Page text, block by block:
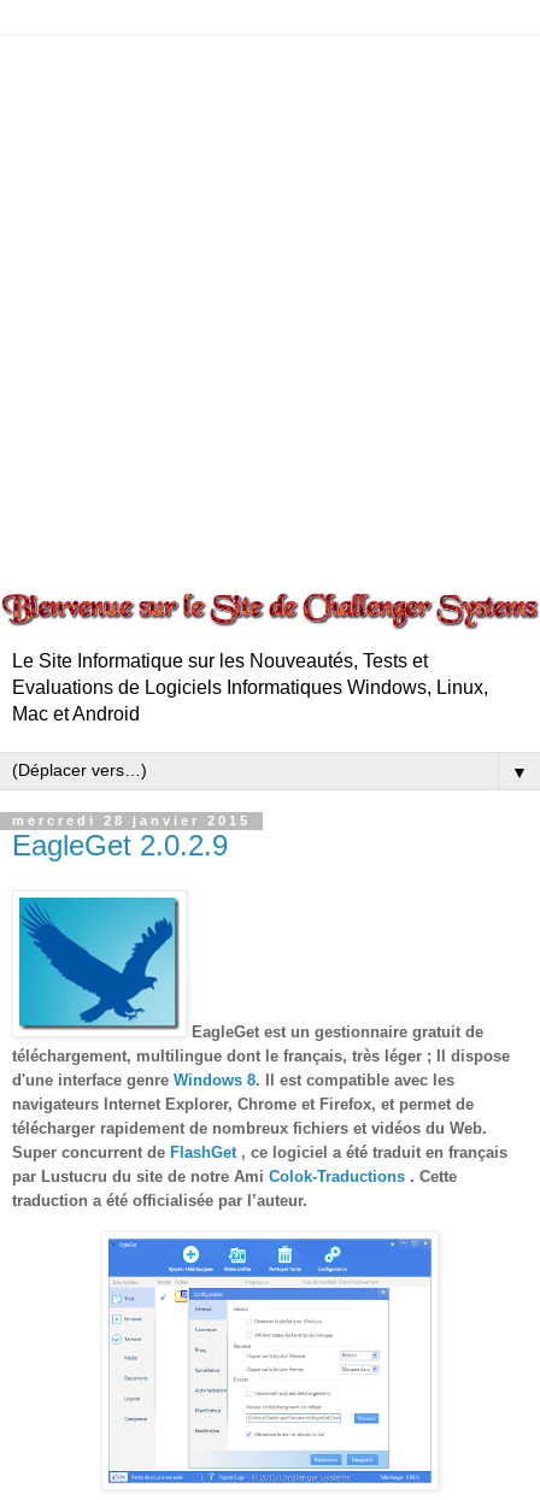
Le Site Informatique sur les Nouveautés, Tests et
Evaluations de Logiciels Informatiques Windows, Linux,
Mac et Android
▼
mercredi 28 janvier 2015
EagleGet 2.0.2.9
EagleGet est un gestionnaire gratuit de
téléchargement, multilingue dont le français, très léger ; Il dispose
d'une interface genre Windows 8.
Il est compatible avec les
navigateurs Internet Explorer, Chrome et Firefox, et permet de
télécharger rapidement de nombreux fichiers et vidéos du Web.
Super concurrent de FlashGet, ce logiciel a été traduit en français
par Lustucru du site de notre Ami Colok-Traductions . Cette
traduction a été officialisée par l’auteur.